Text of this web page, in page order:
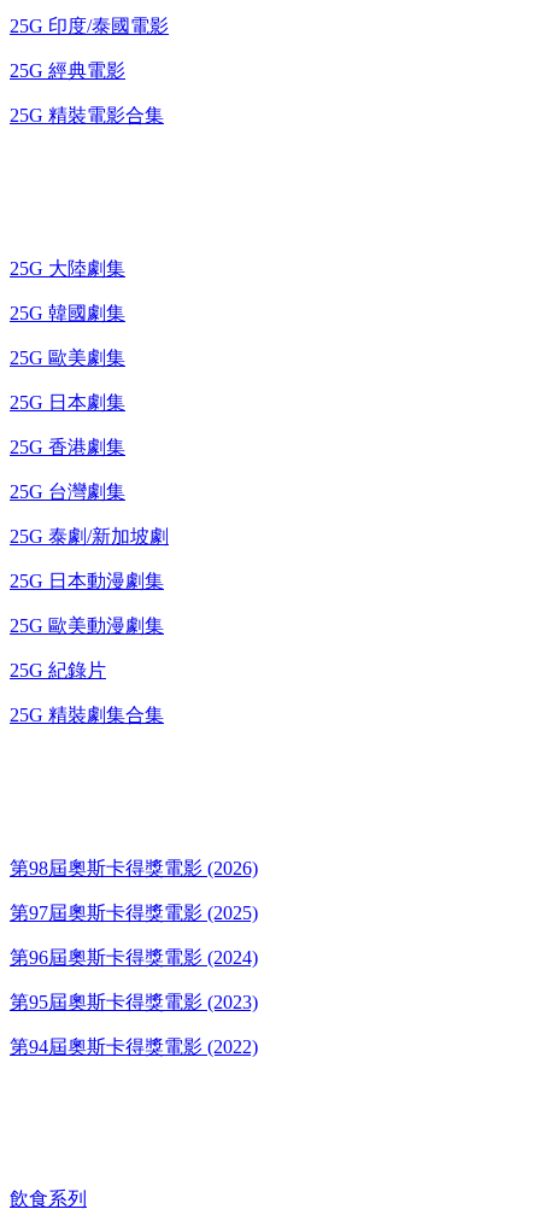
25G 印度/泰國電影
25G 經典電影
25G 精裝電影合集
25G 大陸劇集
25G 韓國劇集
25G 歐美劇集
25G 日本劇集
25G 香港劇集
25G 台灣劇集
25G 泰劇/新加坡劇
25G 日本動漫劇集
25G 歐美動漫劇集
25G 紀錄片
25G 精裝劇集合集
第98屆奧斯卡得獎電影 (2026)
第97屆奧斯卡得獎電影 (2025)
第96屆奧斯卡得獎電影 (2024)
第95屆奧斯卡得獎電影 (2023)
第94屆奧斯卡得獎電影 (2022)
飲食系列